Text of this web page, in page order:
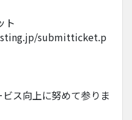
ト
submitticket.p
ス向上に努めて参りま